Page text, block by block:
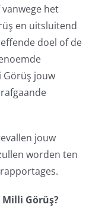
het
en uitsluitend
doel of de
Görüş jouw
jouw
worden ten
Milli Görüş?